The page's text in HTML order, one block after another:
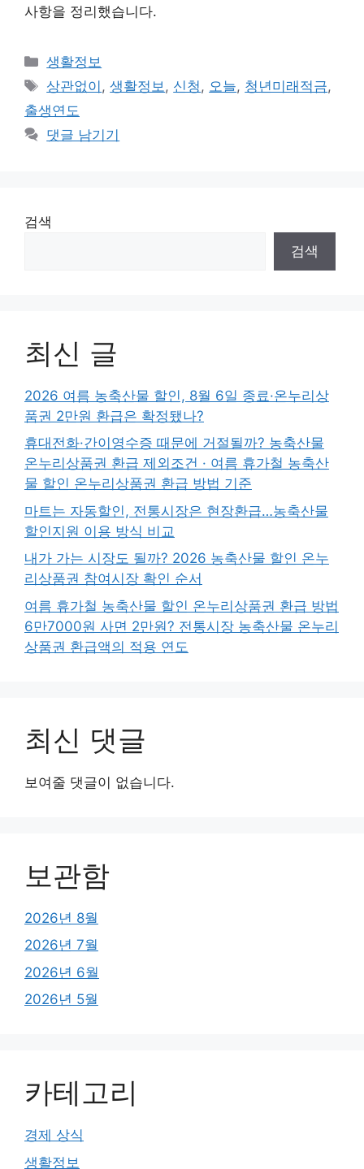
사항을 정리했습니다.
카
테
고
리
생활정보
태
그
상관없이 ,생활정보 , 신청 , 오늘, 청년미래적금,
출생연도
댓글 남기기
검색
검색
최신 글
2026 여름 농축산물 할인, 8월 6일 종료·온누리상
품권 2만원 환급은 확정됐나?
휴대전화·간이영수증 때문에 거절될까? 농축산물
온누리상품권 환급 제외조건 · 여름 휴가철 농축산
물 할인 온누리상품권 환급 방법 기준
마트는 자동할인, 전통시장은 현장환급…농축산물
할인지원 이용 방식 비교
내가 가는 시장도 될까? 2026 농축산물 할인 온누
리상품권 참여시장 확인 순서
여름 휴가철 농축산물 할인 온누리상품권 환급 방법
6만7000원 사면 2만원? 전통시장 농축산물 온누리
상품권 환급액의 적용 연도
최신 댓글
보여줄 댓글이 없습니다.
보관함
2026년 8월
2026년 7월
2026년 6월
2026년 5월
카테고리
경제 상식
생활정보